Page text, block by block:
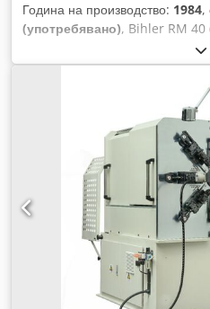
Година на производство: 1984,
(употребявано), Bihler RM 40
пресова, щанцова и огъваща
Ulyslier Машината е показана
възможност за добавяне и на
размотаващи устройства както
Машината е с 8-тонна преса и
хидравлично затягане за тел
е оборудвана с допълнителна
разположена от задната
централния отвор.